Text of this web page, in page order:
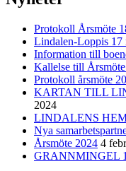
Protokoll Årsmöte
Lindalen-Loppis 17
Information till
Kallelse till
Protokoll årsmöte
KARTAN TILL
2024
LINDALENS
Nya
Årsmöte 2024 4
GRANNMINGEL